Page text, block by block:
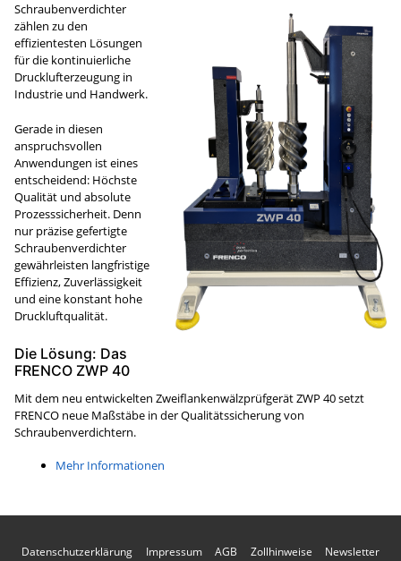
Schraubenverdichter
zählen zu den
effizientesten Lösungen
für die kontinuierliche
Drucklufterzeugung in
Industrie und Handwerk.
Gerade in diesen
anspruchsvollen
Anwendungen ist eines
entscheidend: Höchste
Qualität und absolute
Prozesssicherheit. Denn
nur präzise gefertigte
Schraubenverdichter
gewährleisten langfristige
Effizienz, Zuverlässigkeit
und eine konstant hohe
Druckluftqualität.
Die Lösung: Das
FRENCO ZWP 40
Mit dem neu entwickelten Zweiflankenwälzprüfgerät ZWP 40 setzt
FRENCO neue Maßstäbe in der Qualitätssicherung von
Schraubenverdichtern.
Mehr Informationen
Datenschutzerklärung Impressum AGB Zollhinweise
Newsletter